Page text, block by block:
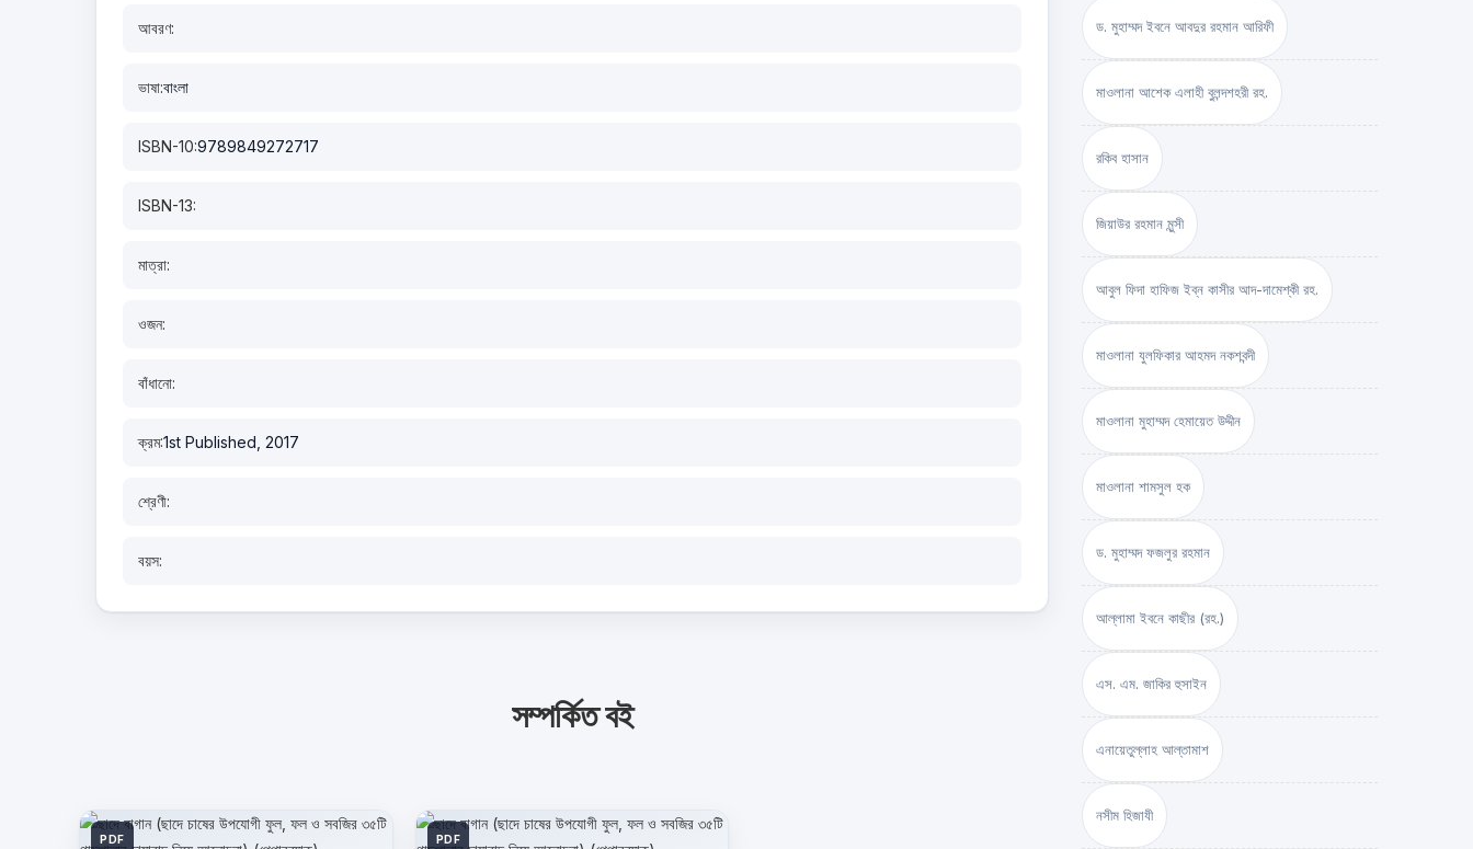
আবরণ:
ভাষা:বাংলা
ISBN-10:9789849272717
ISBN-13:
মাত্রা:
ওজন:
বাঁধানো:
ক্রম:1st Published, 2017
শ্রেণী:
বয়স:
সম্পর্কিত বই
PDF PDF
ড. মুহাম্মদ ইবনে আবদুর রহমান আরিফী
মাওলানা আশেক এলাহী বুলন্দশহরী রহ.
রকিব হাসান
জিয়াউর রহমান মুন্সী
আবুল ফিদা হাফিজ ইব্‌ন কাসীর আদ-দামেশ্‌কী রহ.
মাওলানা যুলফিকার আহমদ নকশবন্দী
মাওলানা মুহাম্মদ হেমায়েত উদ্দীন
মাওলানা শামসুল হক
ড. মুহাম্মদ ফজলুর রহমান
আল্লামা ইবনে কাছীর (রহ.)
এস. এম. জাকির হুসাইন
এনায়েতুল্লাহ আল্‌তামাশ
নসীম হিজাযী